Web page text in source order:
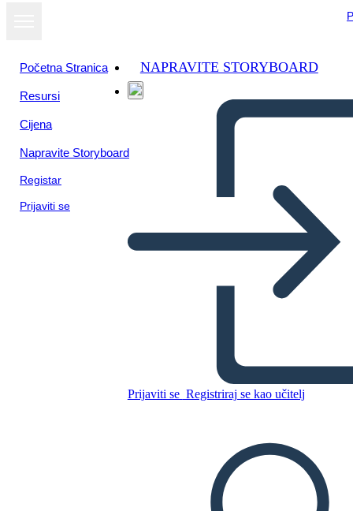
Početna Stranica
Resursi
Cijena
Napravite Storyboard
Registar
Prijaviti se
NAPRAVITE STORYBOARD
Prijaviti se Registriraj se kao učitelj
di Analisi del Carattere
IZRADITE PLOČU SCENARIJA
REPRODUCIRAJ DIJAPROJEKCIJU
ČITAJ MI